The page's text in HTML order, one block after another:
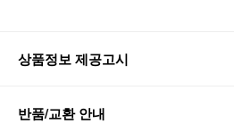
상품정보 제공고시
반품/교환 안내